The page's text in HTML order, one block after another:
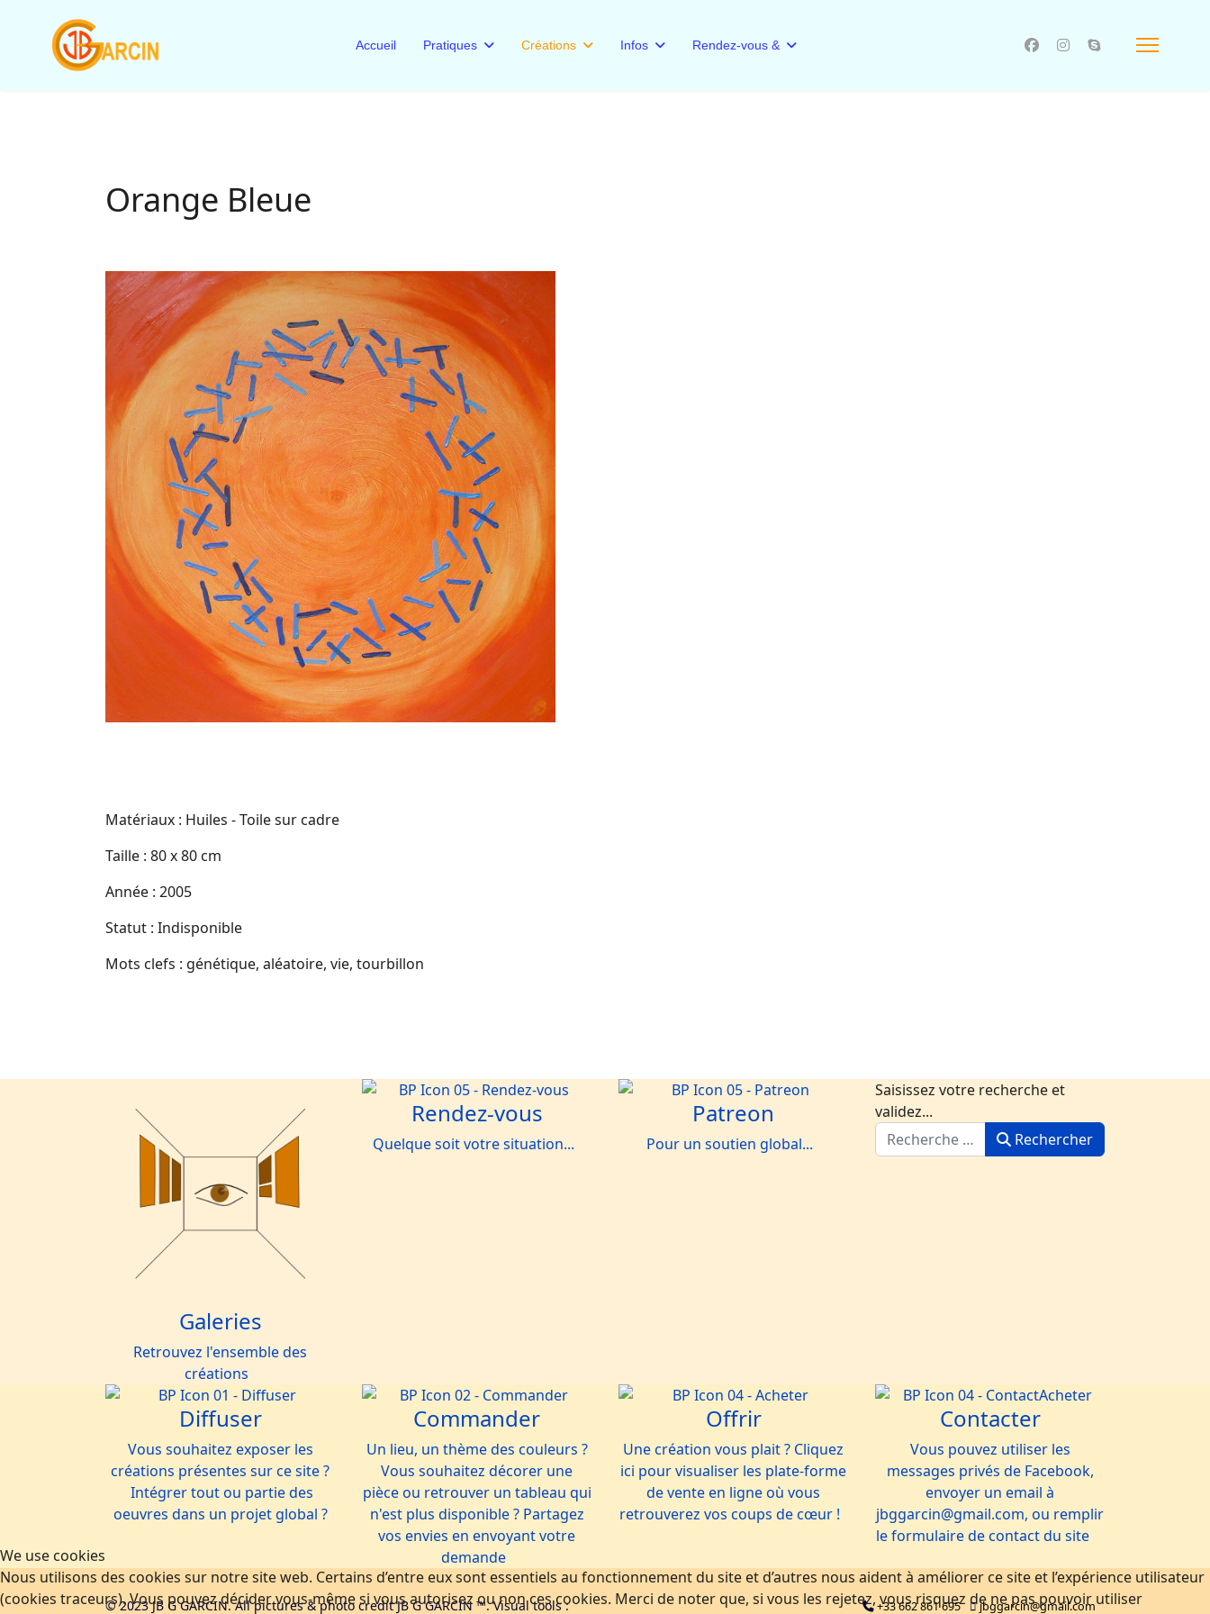
Accueil Pratiques Créations Infos Rendez-vous &
Orange Bleue
Matériaux : Huiles - Toile sur cadre
Taille : 80 x 80 cm
Année : 2005
Statut : Indisponible
Mots clefs : génétique, aléatoire, vie, tourbillon
Galeries
Retrouvez l'ensemble des
créations
Rendez-vous
Quelque soit votre situation...
Patreon
Pour un soutien global...
Saisissez votre recherche et
validez...
Rechercher
Diffuser
Vous souhaitez exposer les
créations présentes sur ce site ?
Intégrer tout ou partie des
oeuvres dans un projet global ?
Commander
Un lieu, un thème des couleurs ?
Vous souhaitez décorer une
pièce ou retrouver un tableau qui
n'est plus disponible ? Partagez
vos envies en envoyant votre
demande
Offrir
Une création vous plait ? Cliquez
ici pour visualiser les plate-forme
de vente en ligne où vous
retrouverez vos coups de cœur !
Contacter
Vous pouvez utiliser les
messages privés de Facebook,
envoyer un email à
jbggarcin@gmail.com, ou remplir
le formulaire de contact du site
© 2023 JB G GARCIN. All pictures & photo credit JB G GARCIN ™. Visual tools : +33 662 861 695 jbggarcin@gmail.com
We use cookies
Nous utilisons des cookies sur notre site web. Certains d’entre eux sont essentiels au fonctionnement du site et d’autres nous aident à améliorer ce site et l’expérience utilisateur
(cookies traceurs). Vous pouvez décider vous-même si vous autorisez ou non ces cookies. Merci de noter que, si vous les rejetez, vous risquez de ne pas pouvoir utiliser